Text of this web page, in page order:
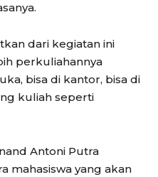
dari kegiatan ini
perkuliahannya
bisa di kantor, bisa di
kuliah seperti
Antoni Putra
mahasiswa yang akan